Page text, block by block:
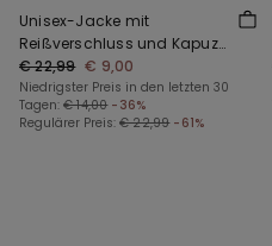
Unisex-Jacke mit
Reißverschluss und Kapuze
aus Funktionsgewebe für
Kinder
€ 22,99 € 9,00
Niedrigster Preis in den letzten 30
Tagen: € 14,00 -36%
Regulärer Preis: € 22,99 -61%